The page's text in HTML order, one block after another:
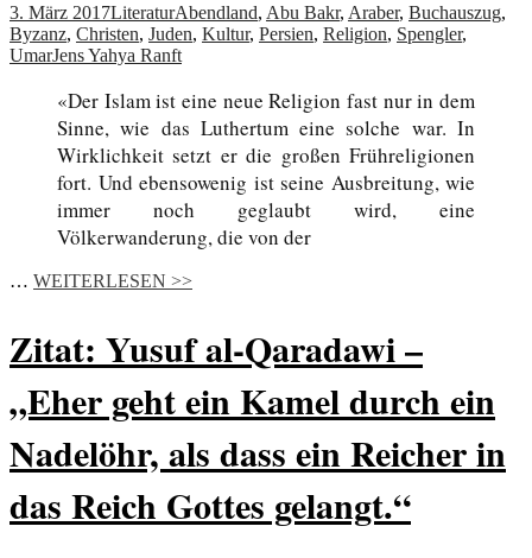
3. März 2017LiteraturAbendland, Abu Bakr, Araber, Buchauszug,
Byzanz, Christen, Juden, Kultur, Persien, Religion, Spengler,
UmarJens Yahya Ranft
«Der Islam ist eine neue Religion fast nur in dem
Sinne, wie das Luthertum eine solche war. In
Wirklichkeit setzt er die großen Frühreligionen
fort. Und ebensowenig ist seine Ausbreitung, wie
immer noch geglaubt wird, eine
Völkerwanderung, die von der
… WEITERLESEN >>
Zitat: Yusuf al-Qaradawi –
„Eher geht ein Kamel durch ein
Nadelöhr, als dass ein Reicher in
das Reich Gottes gelangt.“